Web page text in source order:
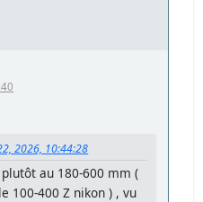
2026, 10:44:28
au 180-600 mm (
100-400 Z nikon ) , vu